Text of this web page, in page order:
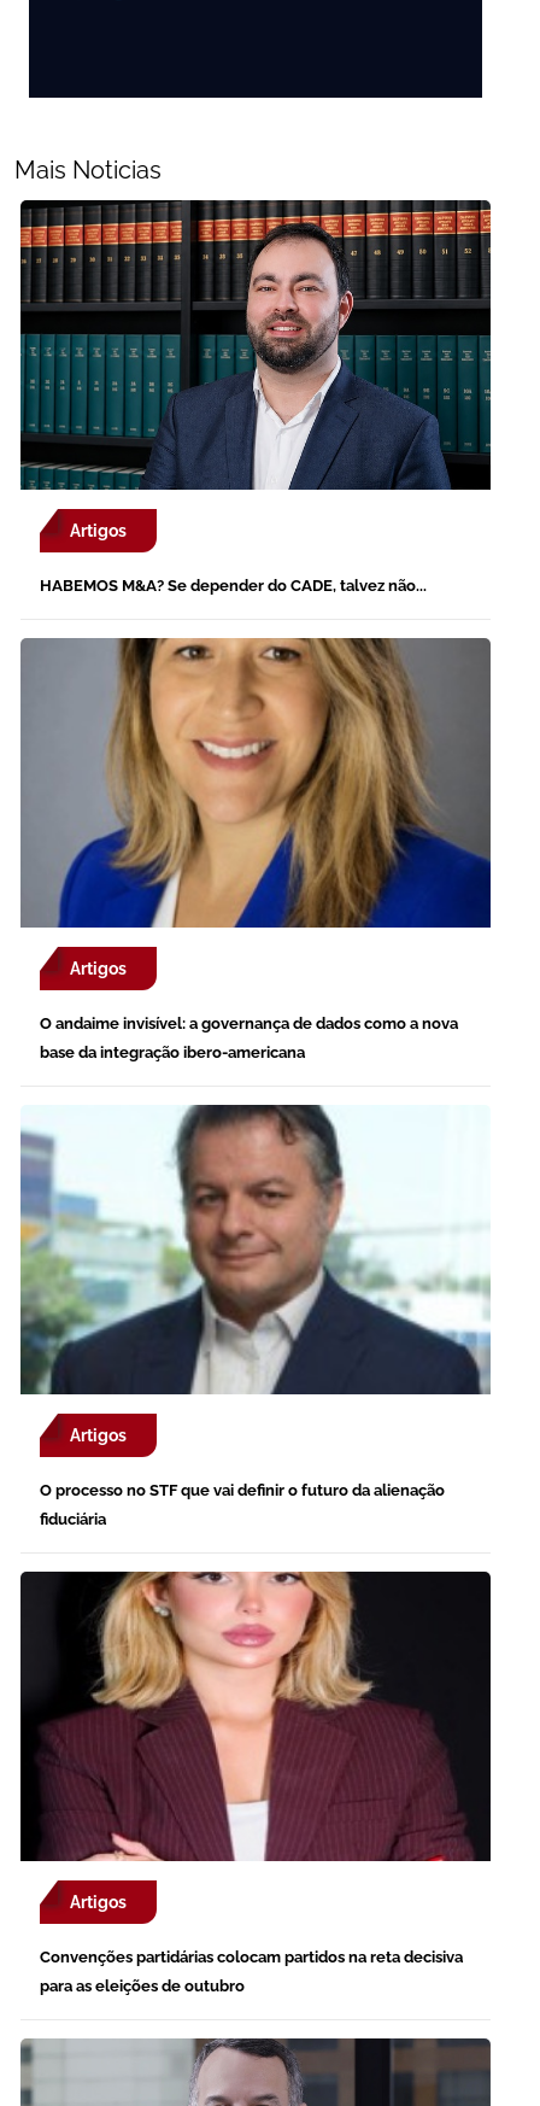
Mais Noticias
Artigos
HABEMOS M&A? Se depender do CADE, talvez não...
Artigos
O andaime invisível: a governança de dados como a nova
base da integração ibero-americana
Artigos
O processo no STF que vai definir o futuro da alienação
fiduciária
Artigos
Convenções partidárias colocam partidos na reta decisiva
para as eleições de outubro